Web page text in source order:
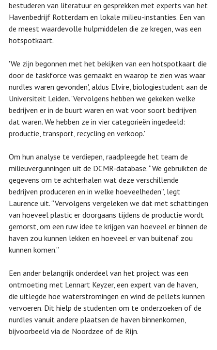
bestuderen van literatuur en gesprekken met experts van het
Havenbedrijf Rotterdam en lokale milieu-instanties. Een van
de meest waardevolle hulpmiddelen die ze kregen, was een
hotspotkaart.
'We zijn begonnen met het bekijken van een hotspotkaart die
door de taskforce was gemaakt en waarop te zien was waar
nurdles waren gevonden', aldus Elvire, biologiestudent aan de
Universiteit Leiden. 'Vervolgens hebben we gekeken welke
bedrijven er in de buurt waren en wat voor soort bedrijven
dat waren. We hebben ze in vier categorieën ingedeeld:
productie, transport, recycling en verkoop.'
Om hun analyse te verdiepen, raadpleegde het team de
milieuvergunningen uit de DCMR-database. “We gebruikten de
gegevens om te achterhalen wat deze verschillende
bedrijven produceren en in welke hoeveelheden”, legt
Laurence uit. “Vervolgens vergeleken we dat met schattingen
van hoeveel plastic er doorgaans tijdens de productie wordt
gemorst, om een ruw idee te krijgen van hoeveel er binnen de
haven zou kunnen lekken en hoeveel er van buitenaf zou
kunnen komen.”
Een ander belangrijk onderdeel van het project was een
ontmoeting met Lennart Keyzer, een expert van de haven,
die uitlegde hoe waterstromingen en wind de pellets kunnen
vervoeren. Dit hielp de studenten om te onderzoeken of de
nurdles vanuit andere plaatsen de haven binnenkomen,
bijvoorbeeld via de Noordzee of de Rijn.